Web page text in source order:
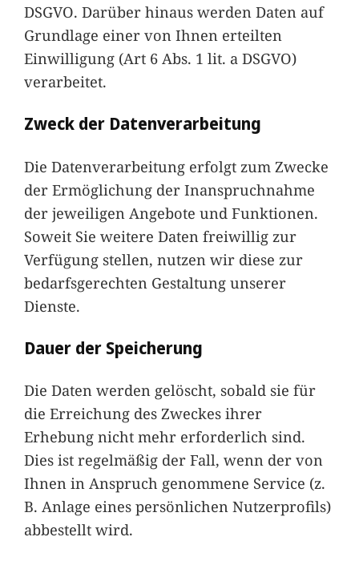
DSGVO. Darüber hinaus werden Daten auf
Grundlage einer von Ihnen erteilten
Einwilligung (Art 6 Abs. 1 lit. a DSGVO)
verarbeitet.
Zweck der Datenverarbeitung
Die Datenverarbeitung erfolgt zum Zwecke
der Ermöglichung der Inanspruchnahme
der jeweiligen Angebote und Funktionen.
Soweit Sie weitere Daten freiwillig zur
Verfügung stellen, nutzen wir diese zur
bedarfsgerechten Gestaltung unserer
Dienste.
Dauer der Speicherung
Die Daten werden gelöscht, sobald sie für
die Erreichung des Zweckes ihrer
Erhebung nicht mehr erforderlich sind.
Dies ist regelmäßig der Fall, wenn der von
Ihnen in Anspruch genommene Service (z.
B. Anlage eines persönlichen Nutzerprofils)
abbestellt wird.